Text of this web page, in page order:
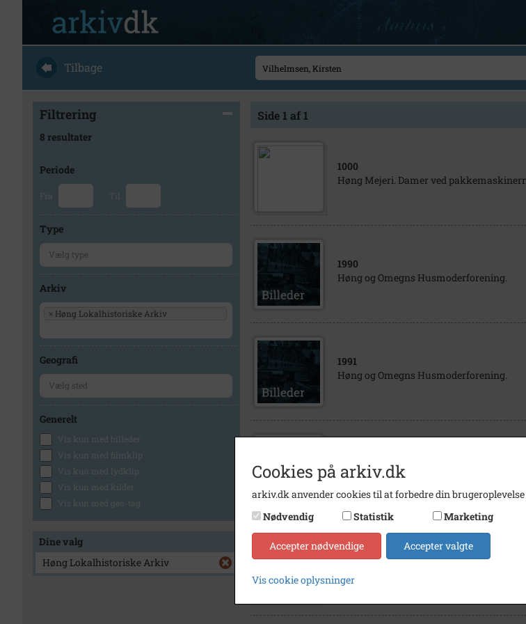
Tilbage
Filtrering
8 resultater
Periode
Fra Til
Type
Arkiv
× Høng Lokalhistoriske Arkiv
Geografi
Generelt
Vis kun med billeder
Vis kun med filmklip
Vis kun med lydklip
Vis kun med kilder
Vis kun med geo-tag
Dine valg
Høng Lokalhistoriske Arkiv
Side 1 af 1
1000
Høng Mejeri. Damer ved
1990
Høng og Omegns Husmoderforening.
1991
Høng og Omegns Husmoderforening.
Løve Forsamlingshus
1975
Cookies på arkiv.dk
arkiv.dk anvender cookies til at forbedre din
Nødvendig
Statistik Marketing
Accepter nødvendige Accepter valgte
Vis cookie oplysninger